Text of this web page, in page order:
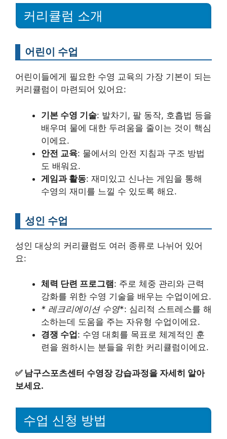
커리큘럼 소개
어린이 수업
어린이들에게 필요한 수영 교육의 가장 기본이 되는
커리큘럼이 마련되어 있어요:
기본 수영 기술: 발차기, 팔 동작, 호흡법 등을
배우며 물에 대한 두려움을 줄이는 것이 핵심
이에요.
안전 교육: 물에서의 안전 지침과 구조 방법
도 배워요.
게임과 활동: 재미있고 신나는 게임을 통해
수영의 재미를 느낄 수 있도록 해요.
성인 수업
성인 대상의 커리큘럼도 여러 종류로 나뉘어 있어
요:
체력 단련 프로그램: 주로 체중 관리와 근력
강화를 위한 수영 기술을 배우는 수업이에요.
* 레크리에이션 수영*: 심리적 스트레스를 해
소하는데 도움을 주는 자유형 수업이에요.
경쟁 수업 : 수영 대회를 목표로 체계적인 훈
련을 원하시는 분들을 위한 커리큘럼이에요.
✅ 남구스포츠센터 수영장 강습과정을 자세히 알아
보세요.
수업 신청 방법